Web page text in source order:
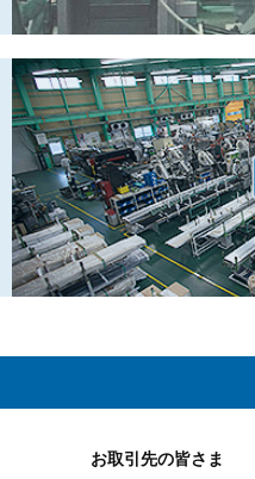
お取引先の皆さま